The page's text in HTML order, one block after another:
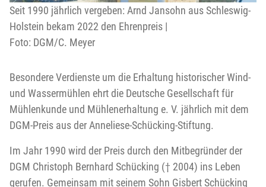
Seit 1990 jährlich vergeben: Arnd Jansohn aus Schleswig-
Holstein bekam 2022 den Ehrenpreis |
Foto: DGM/C. Meyer
Besondere Verdienste um die Erhaltung historischer Wind-
und Wassermühlen ehrt die Deutsche Gesellschaft für
Mühlenkunde und Mühlenerhaltung e. V. jährlich mit dem
DGM-Preis aus der Anneliese-Schücking-Stiftung.
Im Jahr 1990 wird der Preis durch den Mitbegründer der
DGM Christoph Bernhard Schücking († 2004) ins Leben
gerufen. Gemeinsam mit seinem Sohn Gisbert Schücking